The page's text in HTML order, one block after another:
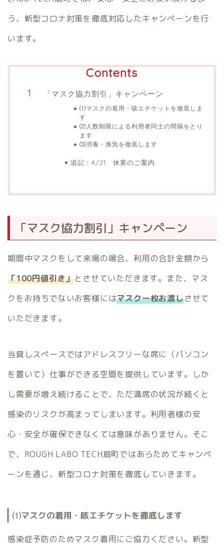
う、新型コロナ対策を徹底対応したキャンペーンを行
います。
Contents
「マスク協力割引」キャンペーン
⑴マスクの着用・咳エチケットを徹底しま
す
⑵人数制限による利用者同士の間隔をとり
ます
⑶消毒・換気を徹底します
追記：4/21 休業のご案内
「マスク協力割引」キャンペーン
期間中マスクをして来場の場合、利用の合計金額から
「100円値引き」とさせていただきます。また、マス
クをお持ちでないお客様にはマスク一枚お渡しさせて
いただきます。
当貸しスペースではアドレスフリーな席に（パソコン
を置いて）仕事ができる空間を提供しています。しか
し需要が増え続けることで、ただ満席の状況が続くと
感染のリスクが高まってしまいます。利用者様の安
心・安全が確保できなくては意味がありません。そこ
で、ROUGH LABO TECH扇町ではあらためてキャンペ
ーンを通じ、新型コロナ対策を徹底していきます。
⑴マスクの着用・咳エチケットを徹底します
感染症予防のためマスク着用にご協力ください。新型